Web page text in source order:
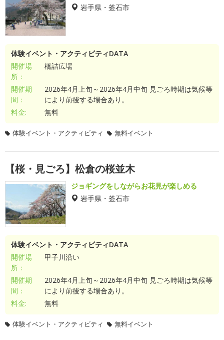
岩手県・釜石市
体験イベント・アクティビティDATA
開催場
所：
橋詰広場
開催期
間：
2026年4月上旬～2026年4月中旬 見ごろ時期は気候等
により前後する場合あり。
料金:
無料
体験イベント・アクティビティ 無料イベント
【桜・見ごろ】松倉の桜並木
ジョギングをしながらお花見が楽しめる
岩手県・釜石市
体験イベント・アクティビティDATA
開催場
所：
甲子川沿い
開催期
間：
2026年4月上旬～2026年4月中旬 見ごろ時期は気候等
により前後する場合あり。
料金:
無料
体験イベント・アクティビティ 無料イベント